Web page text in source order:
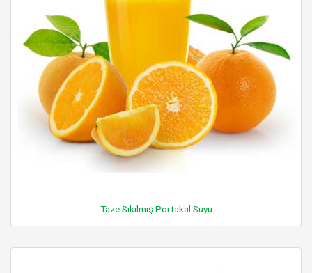
Taze Sıkılmış Portakal Suyu